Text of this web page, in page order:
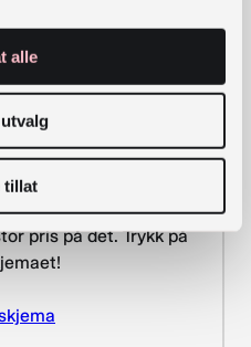
alle
tillat
Bærekraft
inn i
pris på det. Trykk på